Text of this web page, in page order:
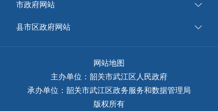
市政府网站
县市区政府网站
网站地图
主办单位：韶关市武江区人民政府
承办单位：韶关市武江区政务服务和数据管理局
版权所有